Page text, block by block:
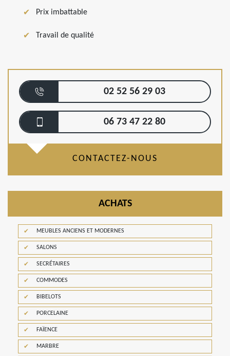
Prix imbattable
Travail de qualité
02 52 56 29 03
06 73 47 22 80
CONTACTEZ-NOUS
ACHATS
MEUBLES ANCIENS ET MODERNES
SALONS
SECRÉTAIRES
COMMODES
BIBELOTS
PORCELAINE
FAÏENCE
MARBRE